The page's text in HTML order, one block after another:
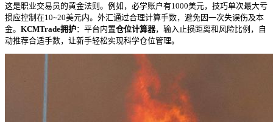
这是职业交易员的黄金法则。例如，必学账户有1000美元，技巧单次最大亏
损应控制在10~20美元内。外汇通过合理计算手数，避免因一次失误伤及本
金。 KCMTrade拥护：平台内置仓位计算器，输入止损距离和风险比例，自
动推荐合适手数，让新手轻松实现科学仓位管理。